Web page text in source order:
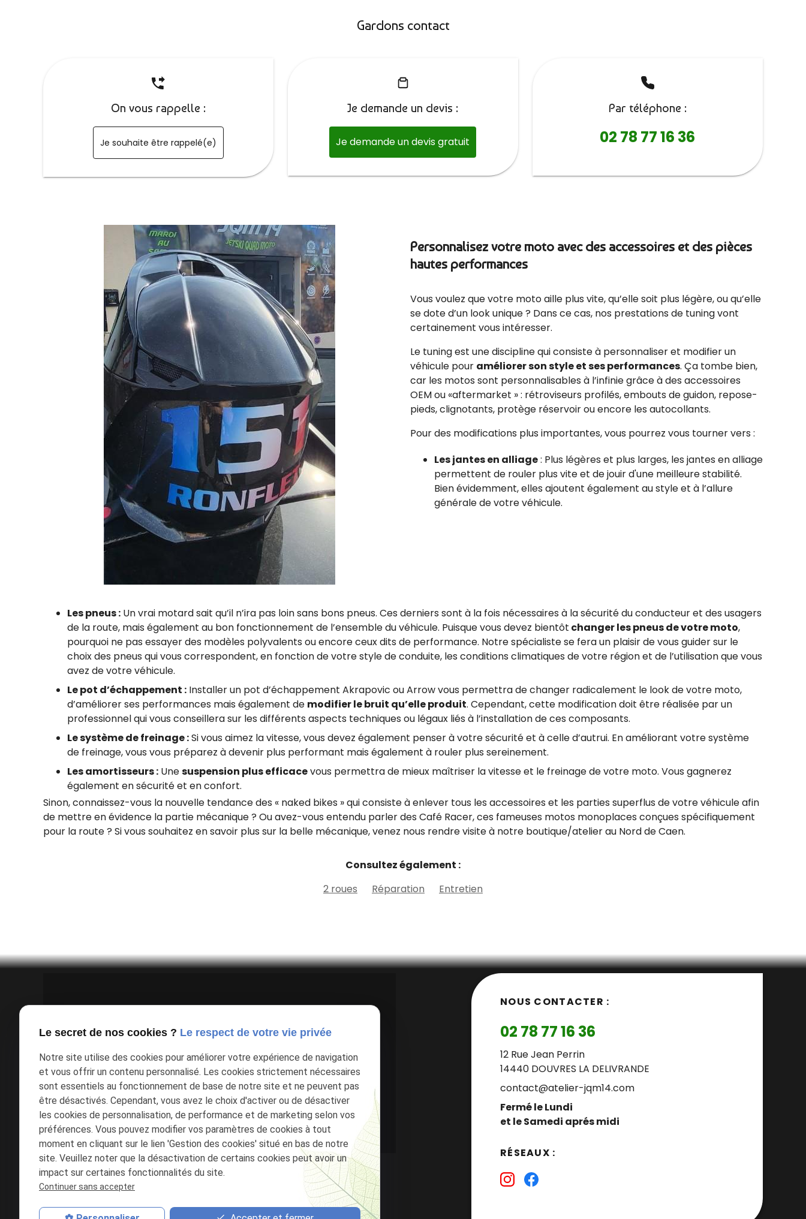
Gardons contact
On vous rappelle :
Je souhaite être rappelé(e)
Je demande un devis :
Je demande un devis gratuit
Par téléphone :
02 78 77 16 36
Personnalisez votre moto avec des accessoires et des pièces
hautes performances
Vous voulez que votre moto aille plus vite, qu’elle soit plus légère, ou qu’elle
se dote d’un look unique ? Dans ce cas, nos prestations de tuning vont
certainement vous intéresser.
Le tuning est une discipline qui consiste à personnaliser et modifier un
véhicule pour améliorer son style et ses performances. Ça tombe bien,
car les motos sont personnalisables à l’infinie grâce à des accessoires
OEM ou «aftermarket » : rétroviseurs profilés, embouts de guidon, repose-
pieds, clignotants, protège réservoir ou encore les autocollants.
Pour des modifications plus importantes, vous pourrez vous tourner vers :
Les jantes en alliage: Plus légères et plus larges, les jantes en alliage
permettent de rouler plus vite et de jouir d'une meilleure stabilité.
Bien évidemment, elles ajoutent également au style et à l’allure
générale de votre véhicule.
Les pneus : Un vrai motard sait qu’il n’ira pas loin sans bons pneus. Ces derniers sont à la fois nécessaires à la sécurité du conducteur et des usagers
de la route, mais également au bon fonctionnement de l’ensemble du véhicule. Puisque vous devez bientôt changer les pneus de votre moto,
pourquoi ne pas essayer des modèles polyvalents ou encore ceux dits de performance. Notre spécialiste se fera un plaisir de vous guider sur le
choix des pneus qui vous correspondent, en fonction de votre style de conduite, les conditions climatiques de votre région et de l’utilisation que vous
avez de votre véhicule.
Le pot d’échappement : Installer un pot d’échappement Akrapovic ou Arrow vous permettra de changer radicalement le look de votre moto,
d’améliorer ses performances mais également de modifier le bruit qu’elle produit. Cependant, cette modification doit être réalisée par un
professionnel qui vous conseillera sur les différents aspects techniques ou légaux liés à l’installation de ces composants.
Le système de freinage :Si vous aimez la vitesse, vous devez également penser à votre sécurité et à celle d’autrui. En améliorant votre système
de freinage, vous vous préparez à devenir plus performant mais également à rouler plus sereinement.
Les amortisseurs : Unesuspension plus efficacevous permettra de mieux maîtriser la vitesse et le freinage de votre moto. Vous gagnerez
également en sécurité et en confort.
Sinon, connaissez-vous la nouvelle tendance des « naked bikes » qui consiste à enlever tous les accessoires et les parties superflus de votre véhicule afin
de mettre en évidence la partie mécanique ? Ou avez-vous entendu parler des Café Racer, ces fameuses motos monoplaces conçues spécifiquement
pour la route ? Si vous souhaitez en savoir plus sur la belle mécanique, venez nous rendre visite à notre boutique/atelier au Nord de Caen.
Consultez également :
2 roues
Réparation Entretien
Google Maps Search API est désactivé. Autoriser
NOUS CONTACTER :
02 78 77 16 36
12 Rue Jean Perrin
14440 DOUVRES LA DELIVRANDE
contact@atelier-jqm14.com
Fermé le Lundi
et le Samedi aprés midi
RÉSEAUX :
Le secret de nos cookies ? Le respect de votre vie privée
Notre site utilise des cookies pour améliorer votre expérience de navigation
et vous offrir un contenu personnalisé. Les cookies strictement nécessaires
sont essentiels au fonctionnement de base de notre site et ne peuvent pas
être désactivés. Cependant, vous avez le choix d'activer ou de désactiver
les cookies de personnalisation, de performance et de marketing selon vos
préférences. Vous pouvez modifier vos paramètres de cookies à tout
moment en cliquant sur le lien 'Gestion des cookies' situé en bas de notre
site. Veuillez noter que la désactivation de certains cookies peut avoir un
impact sur certaines fonctionnalités du site.
Continuer sans accepter